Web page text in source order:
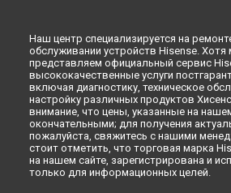
Ульяновске
Ремонт стиральной машины
Ремонт стиральной машины
Наш центр специализируется на
обслуживании устройств Hisense. Хотя
представляем официальный сервис
высококачественные услуги
включая диагностику, техническое
настройку различных продуктов
внимание, что цены, указанные на
окончательными; для получения
пожалуйста, свяжитесь с нашими
стоит отметить, что торговая марка
на нашем сайте, зарегистрирована и
только для информационных целей.